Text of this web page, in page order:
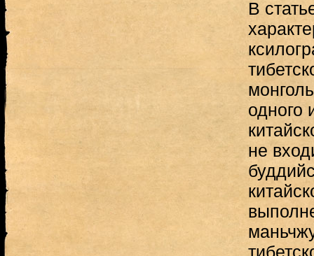
В
одного
не